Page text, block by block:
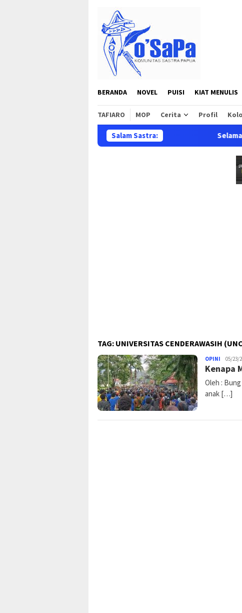
konten
BERANDA NOVEL PUISI KIAT MENULIS
TAFIARO MOP Cerita Profil
Salam Sastra: Selamat datang
TAG: UNIVERSITAS CENDERAWASIH
OPINI Pace
Ko'Sapa
05/23/
Kenapa
Oleh :
anak […]